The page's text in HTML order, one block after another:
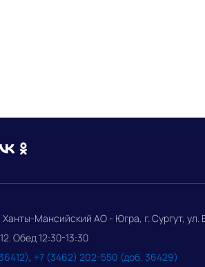
Мансийский АО - Югра, г. Сургут, ул.
Обед 12:30-13:30
, +7 (3462) 202-550 (доб. 36429)